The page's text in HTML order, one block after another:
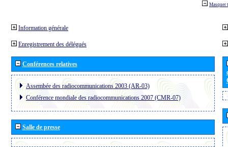
Masquer
Information générale
Enregistrement des délégués
Conférences relatives
Assembée des radiocommunications 2003 (AR-03)
Conférence mondiale des radiocommunications 2007 (CMR-07)
Salle de presse